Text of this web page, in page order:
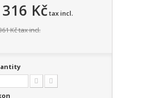
Kčtax incl.
Kčtax incl.